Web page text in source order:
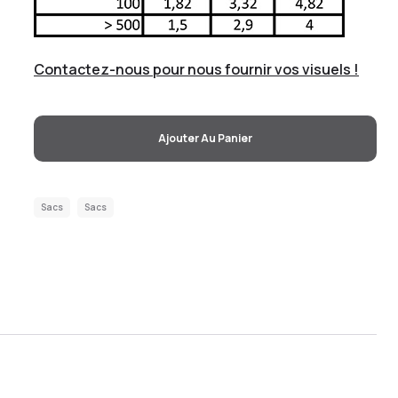
Contactez-nous pour nous fournir vos visuels !
Ajouter Au Panier
Sacs Sacs